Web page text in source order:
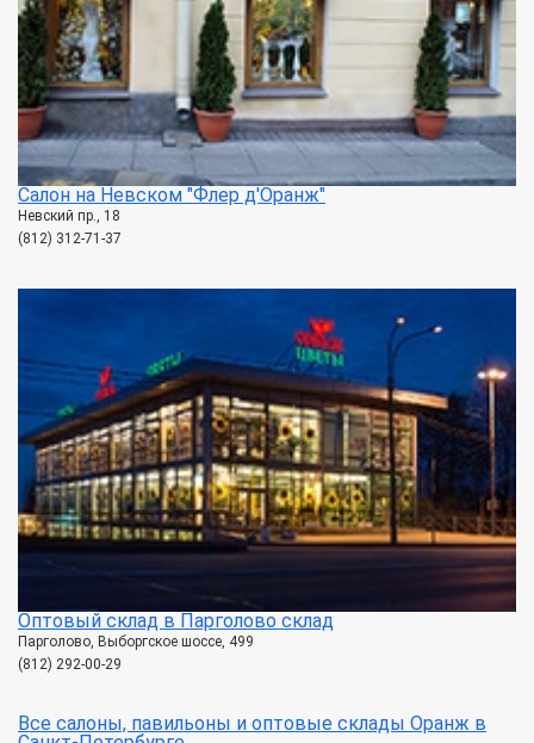
Салон на Невском "Флер д'Оранж"
Невский пр., 18
(812) 312-71-37
Оптовый склад в Парголово склад
Парголово, Выборгское шоссе, 499
(812) 292-00-29
Все салоны, павильоны и оптовые склады Оранж в